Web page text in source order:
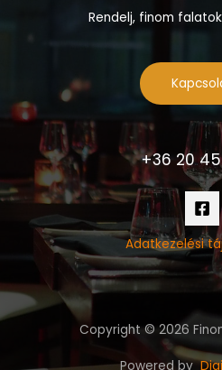
Rendelj, finom
+36 20
Adatkezelési
Copyright © 2026
Powered by